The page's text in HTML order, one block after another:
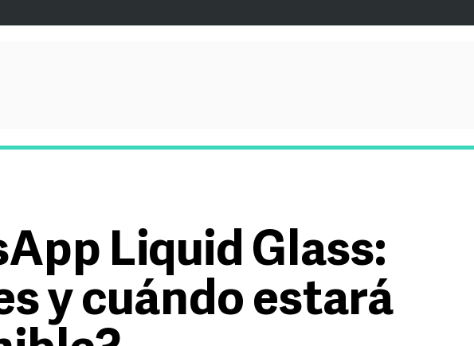
Liquid Glass:
y cuándo estará